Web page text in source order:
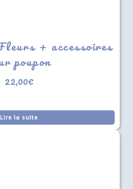
+ accessoires
poupon
22,00€
Lire la suite